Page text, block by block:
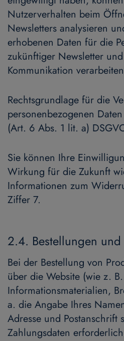
Nutzerverhalten beim
Newsletters analysieren
erhobenen Daten für die
zukünftiger Newsletter
Kommunikation
Rechtsgrundlage für die
personenbezogenen
(Art. 6 Abs. 1 lit. a)
Sie können Ihre
Wirkung für die Zukunft
Informationen zum
Ziffer 7.
2.4. Bestellungen
Bei der Bestellung von
über die Website (wie z. B.
Informationsmaterialien,
a. die Angabe Ihres
Adresse und Postanschrift
Zahlungsdaten